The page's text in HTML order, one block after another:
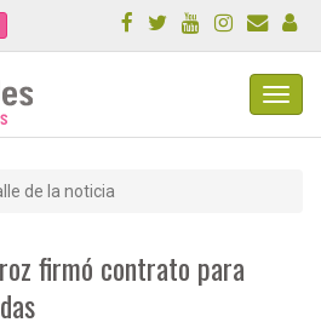
de la noticia
firmó contrato para